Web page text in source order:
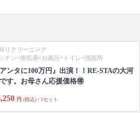
りクリーニング
チン×換気扇×お風呂×トイレ×洗面所
アンタに100万円』出演！！RE-STAの大河
す。お母さん応援価格🉐
円 (税込) / 1セット